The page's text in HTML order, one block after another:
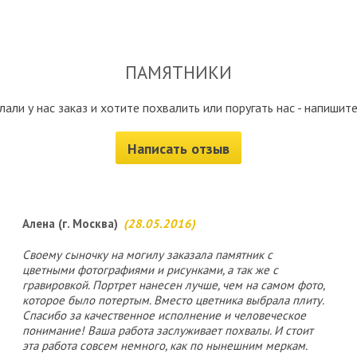
ПАМЯТНИКИ
у нас заказ и хотите похвалить или поругать нас -
Написать отзыв
Алена (г. Москва) (28.05.2016)
Своему сыночку на могилу заказала памятник с
цветными фотографиями и рисунками, а так же с
гравировкой. Портрет нанесен лучше, чем на самом фото,
которое было потертым. Вместо цветника выбрала плиту.
Спасибо за качественное исполнение и человеческое
понимание! Ваша работа заслуживает похвалы. И стоит
эта работа совсем немного, как по нынешним меркам.